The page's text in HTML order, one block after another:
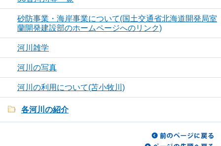
砂防事業・海岸事業について(国土交通省北海道開発局室
蘭開発建設部のホームページへのリンク)
河川雑学
河川の写真
河川の利用について(苫小牧川)
各河川の紹介